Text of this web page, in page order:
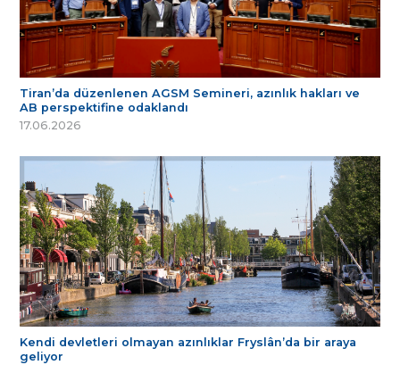
Tiran’da düzenlenen AGSM Semineri, azınlık hakları ve
AB perspektifine odaklandı
17.06.2026
Kendi devletleri olmayan azınlıklar Fryslân’da bir araya
geliyor